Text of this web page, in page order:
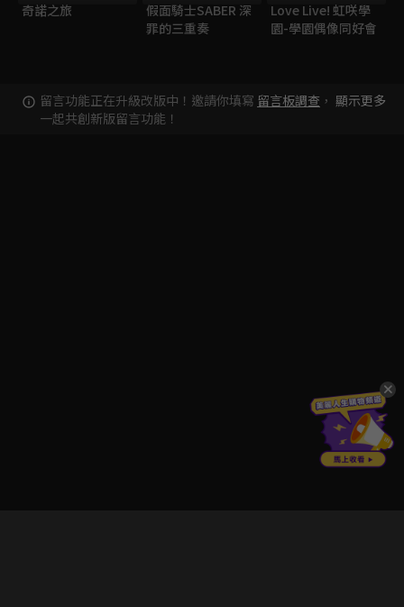
奇諾之旅
假面騎士SABER 深
罪的三重奏
Love Live! 虹咲學
園-學園偶像同好會
留言功能正在升級改版中！邀請你填寫 留言板調查 ，
一起共創新版留言功能！
顯示更多